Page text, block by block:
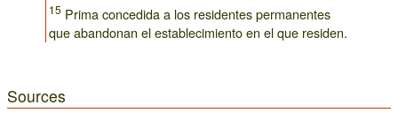
15 Prima concedida a los residentes permanentes
que abandonan el establecimiento en el que residen.
Sources